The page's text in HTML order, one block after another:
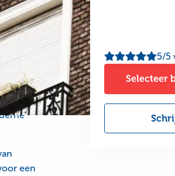
Sloten
Wij
vakkundige
een
Bekijk
reviews
5/5
Selecteer